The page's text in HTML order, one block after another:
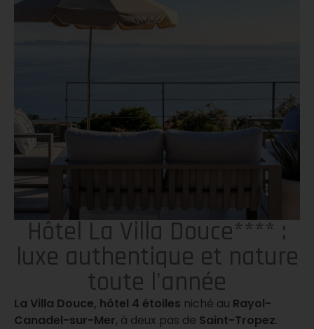
Hôtel La Villa Douce**** :
luxe authentique et nature
toute l'année
La Villa Douce, hôtel 4 étoiles niché au Rayol-
Canadel-sur-Mer, à deux pas de Saint-Tropez.